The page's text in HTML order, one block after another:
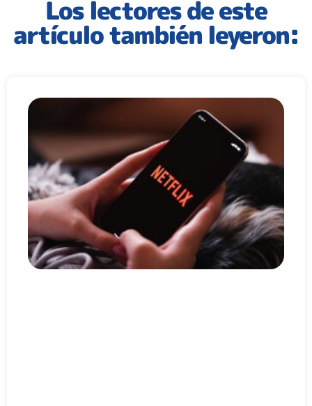
Los lectores de este
artículo también leyeron: